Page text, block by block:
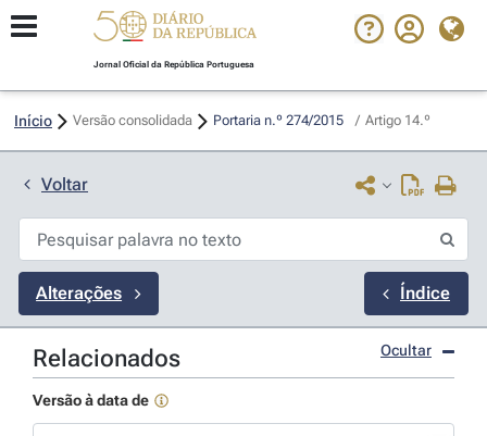
Jornal Oficial da República Portuguesa
Início Versão consolidada Portaria n.º 274/2015 / Artigo 14.º
Voltar
Alterações Índice
Relacionados Ocultar
Versão à data de